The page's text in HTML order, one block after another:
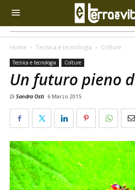
Home Tecnica e tecnologia Colture
Tecnica e tecnologia Colture
Un futuro pieno
Di Sandra Osti 6 Marzo 2015